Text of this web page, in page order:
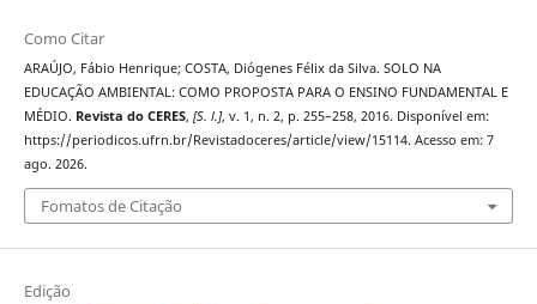
Como Citar
ARAÚJO, Fábio Henrique; COSTA, Diógenes Félix da Silva. SOLO NA
EDUCAÇÃO AMBIENTAL: COMO PROPOSTA PARA O ENSINO FUNDAMENTAL E
MÉDIO. Revista do CERES, [S. l.], v. 1, n. 2, p. 255–258, 2016. Disponível em:
https://periodicos.ufrn.br/Revistadoceres/article/view/15114. Acesso em: 7
ago. 2026.
Fomatos de Citação
Edição